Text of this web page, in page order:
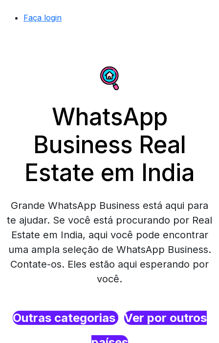
Faça login
WhatsApp
Business Real
Estate em India
Grande WhatsApp Business está aqui para
te ajudar. Se você está procurando por Real
Estate em India, aqui você pode encontrar
uma ampla seleção de WhatsApp Business.
Contate-os. Eles estão aqui esperando por
você.
Outras categorias Ver por outros